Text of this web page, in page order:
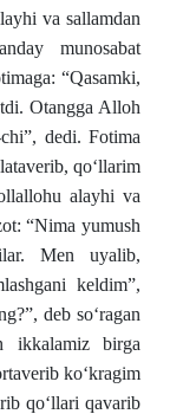
va sallamdan
munosabat
“Qasamki,
Otangga Alloh
dedi. Fotima
qo‘llarim
alayhi va
“Nima yumush
Men uyalib,
keldim”,
deb so‘ragan
ikkalamiz birga
ko‘kragim
qo‘llari qavarib